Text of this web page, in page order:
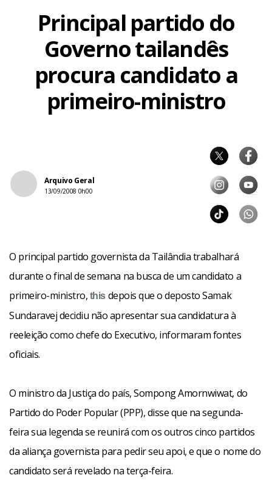
Principal partido do
Governo tailandês
procura candidato a
primeiro-ministro
Arquivo Geral
13/09/2008 0h00
O principal partido governista da Tailândia trabalhará
durante o final de semana na busca de um candidato a
primeiro-ministro, thisdepois que o deposto Samak
Sundaravej decidiu não apresentar sua candidatura à
reeleição como chefe do Executivo, informaram fontes
oficiais.
O ministro da Justiça do país, Sompong Amornwiwat, do
Partido do Poder Popular (PPP), disse que na segunda-
feira sua legenda se reunirá com os outros cinco partidos
da aliança governista para pedir seu apoi, e que o nome do
candidato será revelado na terça-feira.